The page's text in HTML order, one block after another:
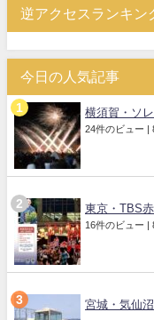
逆アクセスランキン
今日の人気記事
横須賀・ソ
24件のビュー |
東京・TBS
16件のビュー |
宮城・気仙